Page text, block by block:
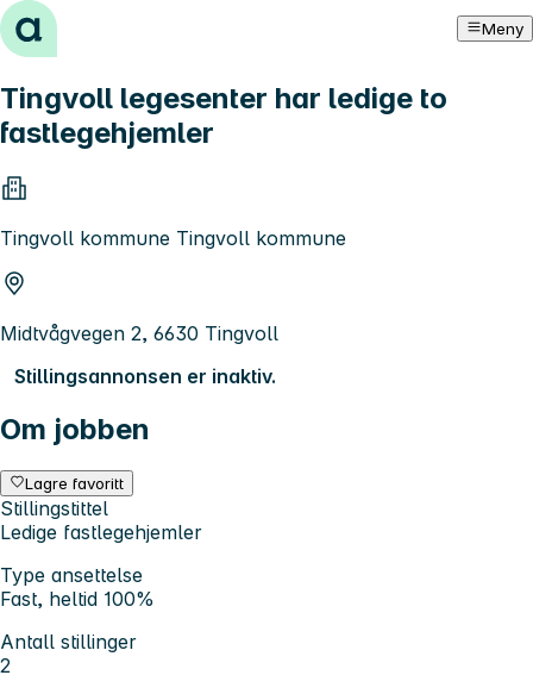
Hopp til innhold Meny
Tingvoll legesenter har ledige to
fastlegehjemler
Tingvoll kommune Tingvoll kommune
Midtvågvegen 2, 6630 Tingvoll
Stillingsannonsen er inaktiv.
Om jobben
Lagre favoritt
Stillingstittel
Ledige fastlegehjemler
Type ansettelse
Fast, heltid 100%
Antall stillinger
2